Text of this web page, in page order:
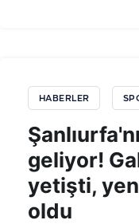
HABERLER
geliyor!
yetişti,
oldu